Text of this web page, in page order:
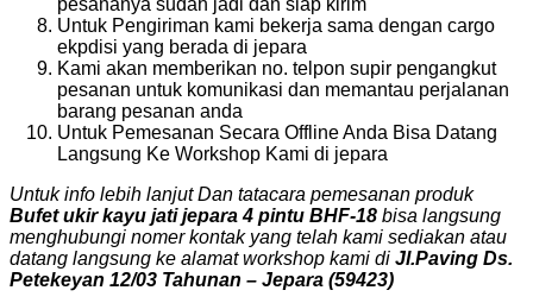
Untuk Pengiriman kami bekerja sama dengan cargo
ekpdisi yang berada di jepara
Kami akan memberikan no. telpon supir pengangkut
pesanan untuk komunikasi dan memantau perjalanan
barang pesanan anda
Untuk Pemesanan Secara Offline Anda Bisa Datang
Langsung Ke Workshop Kami di jepara
Untuk info lebih lanjut Dan tatacara pemesanan produk
Bufet ukir kayu jati jepara 4 pintu BHF-18 bisa langsung
menghubungi nomer kontak yang telah kami sediakan atau
datang langsung ke alamat workshop kami di Jl.Paving Ds.
Petekeyan 12/03 Tahunan – Jepara (59423)